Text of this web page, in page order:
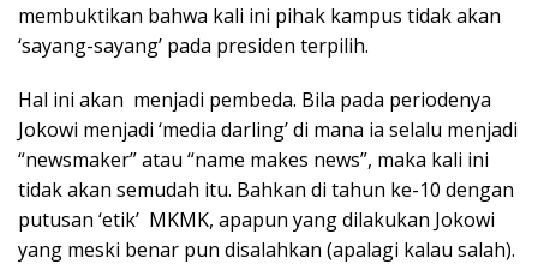
membuktikan bahwa kali ini pihak kampus tidak akan
‘sayang-sayang’ pada presiden terpilih.
Hal ini akan menjadi pembeda. Bila pada periodenya
Jokowi menjadi ‘media darling’ di mana ia selalu menjadi
“newsmaker” atau “name makes news”, maka kali ini
tidak akan semudah itu. Bahkan di tahun ke-10 dengan
putusan ‘etik’ MKMK, apapun yang dilakukan Jokowi
yang meski benar pun disalahkan (apalagi kalau salah).